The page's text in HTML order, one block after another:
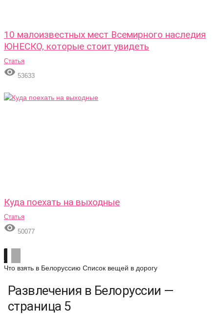
10 малоизвестных мест Всемирного наследия
ЮНЕСКО, которые стоит увидеть
Статья
 53633
Куда поехать на выходные
Статья
 50077
Что взять в Белоруссию Список вещей в дорогу
Развлечения в Белоруссии —
страница 5